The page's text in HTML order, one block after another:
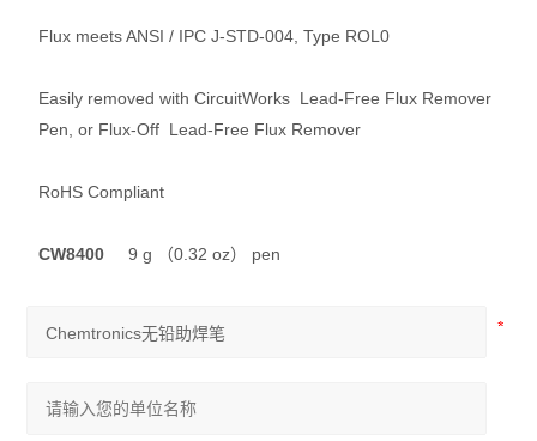
Flux meets ANSI / IPC J-STD-004, Type ROL0
Easily removed with CircuitWorks Lead-Free Flux Remover
Pen, or Flux-Off Lead-Free Flux Remover
RoHS Compliant
CW8400 9 g （0.32 oz） pen